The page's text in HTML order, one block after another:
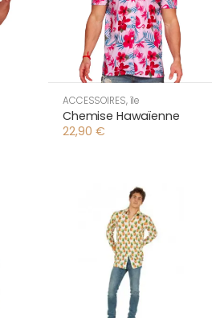
ACCESSOIRES,île
Chemise Hawaïenne
22,90 €